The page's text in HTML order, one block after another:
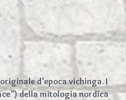
d’epoca vichinga. I
della mitologia nordica